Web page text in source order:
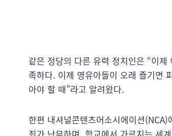
같은 정당의 다른 유력 정치인은 “이
족하다. 이제 영유아들이 오래 즐기면
아야 할 때”라고 알려왔다.
한편 내셔널콘텐츠어소시에이션